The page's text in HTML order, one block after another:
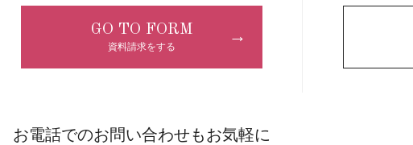
GO TO FORM
資料請求をする
→
お電話でのお問い合わせもお気軽に